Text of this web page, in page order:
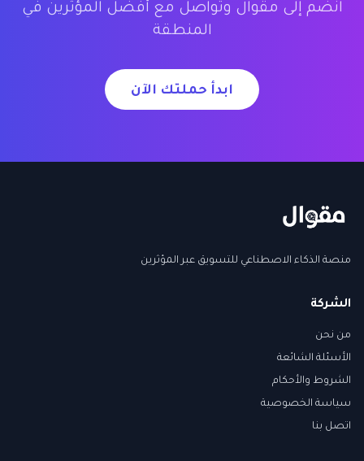
انضم إلى مقوال وتواصل مع أفضل المؤثرين في
المنطقة
ابدأ حملتك الآن
منصة الذكاء الاصطناعي للتسويق عبر المؤثرين
الشركة
من نحن
الأسئلة الشائعة
الشروط والأحكام
سياسة الخصوصية
اتصل بنا